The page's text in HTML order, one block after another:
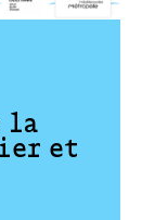
la
et